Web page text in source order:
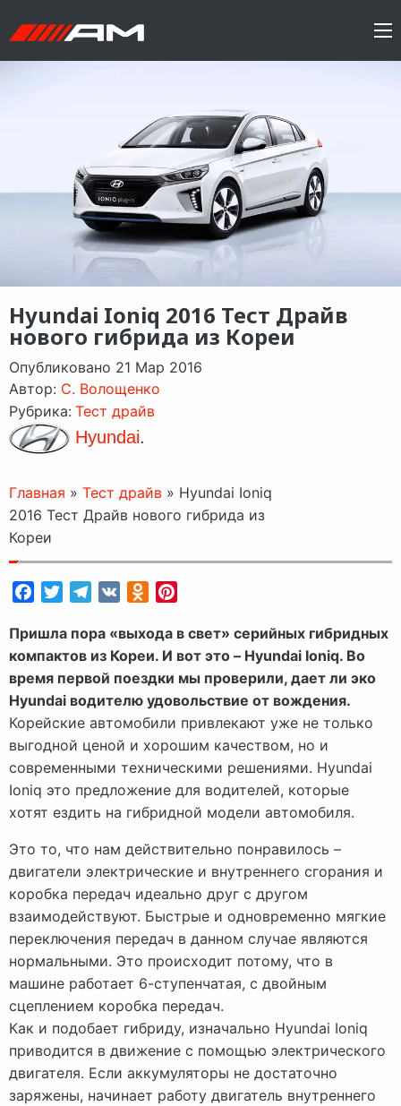
Hyundai Ioniq 2016 Тест Драйв
нового гибрида из Кореи
Опубликовано 21 Мар 2016
Автор: C. Волощенко
Рубрика: Тест драйв
Hyundai.
Главная » Тест драйв » Hyundai Ioniq
2016 Тест Драйв нового гибрида из
Кореи
FacebookTwitterTelegram
VK Odnoklassniki
Пришла пора «выхода в свет» серийных гибридных
компактов из Кореи. И вот это – Hyundai Ioniq. Во
время первой поездки мы проверили, дает ли эко
Hyundai водителю удовольствие от вождения.
Корейские автомобили привлекают уже не только
выгодной ценой и хорошим качеством, но и
современными техническими решениями. Hyundai
Ioniq это предложение для водителей, которые
хотят ездить на гибридной модели автомобиля.
Это то, что нам действительно понравилось –
двигатели электрические и внутреннего сгорания и
коробка передач идеально друг с другом
взаимодействуют. Быстрые и одновременно мягкие
переключения передач в данном случае являются
нормальными. Это происходит потому, что в
машине работает 6-ступенчатая, с двойным
сцеплением коробка передач.
Как и подобает гибриду, изначально Hyundai Ioniq
приводится в движение с помощью электрического
двигателя. Если аккумуляторы не достаточно
заряжены, начинает работу двигатель внутреннего